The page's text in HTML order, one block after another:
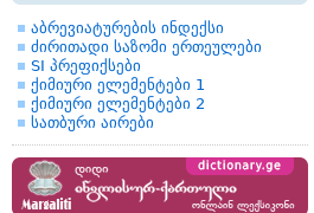
აბრევიატურების ინდექსი
ძირითადი საზომი ერთეულები
SI პრეფიქსები
ქიმიური ელემენტები 1
ქიმიური ელემენტები 2
სათბური აირები